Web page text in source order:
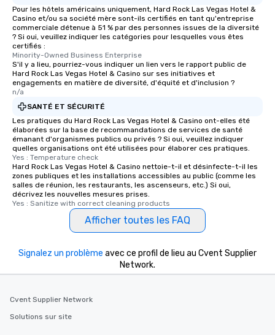
Pour les hôtels américains uniquement, Hard Rock Las Vegas Hotel &
Casino et/ou sa société mère sont-ils certifiés en tant qu'entreprise
commerciale détenue à 51 % par des personnes issues de la diversité
? Si oui, veuillez indiquer les catégories pour lesquelles vous êtes
certifiés :
Minority-Owned Business Enterprise
S'il y a lieu, pourriez-vous indiquer un lien vers le rapport public de
Hard Rock Las Vegas Hotel & Casino sur ses initiatives et
engagements en matière de diversité, d'équité et d'inclusion ?
n/a
SANTÉ ET SÉCURITÉ
Les pratiques du Hard Rock Las Vegas Hotel & Casino ont-elles été
élaborées sur la base de recommandations de services de santé
émanant d'organismes publics ou privés ? Si oui, veuillez indiquer
quelles organisations ont été utilisées pour élaborer ces pratiques.
Yes : Temperature check
Hard Rock Las Vegas Hotel & Casino nettoie-t-il et désinfecte-t-il les
zones publiques et les installations accessibles au public (comme les
salles de réunion, les restaurants, les ascenseurs, etc.) Si oui,
décrivez les nouvelles mesures prises.
Yes : Sanitize with correct cleaning products
Afficher toutes les FAQ
Signalez un problème avec ce profil de lieu au Cvent Supplier
Network.
Cvent Supplier Network
Solutions sur site